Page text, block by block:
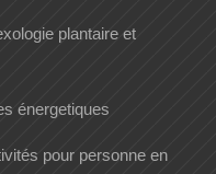
plantaire et
énergetiques
pour personne en